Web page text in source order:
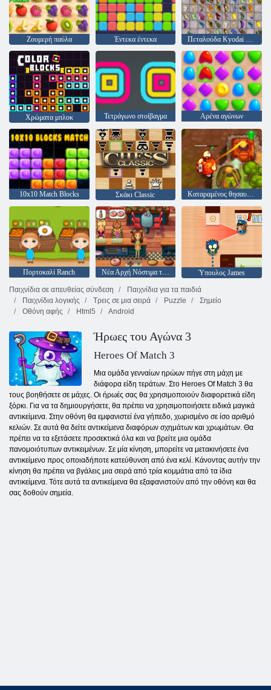
Ζουμερή παύλα Έντεκα έντεκα Πεταλούδα Kyodai HD
Χρώματα μπλοκ Τετράγωνο στοίβαγμα Αρένα αγώνων
10x10 Match Blocks Σκάκι Classic Καταραμένος θησαυρός 2
Πορτοκαλί Ranch Νέα Αρχή Νόστιμα της Emily
Ύπουλος James
Παιχνίδια σε απευθείας σύνδεση
Παιχνίδια για τα παιδιά
Παιχνίδια λογικής
Τρεις σε μια σειρά Puzzle
Σημείο
Οθόνη αφής
Html5 Android
Ήρωες του Αγώνα 3
Heroes Of Match 3
Μια ομάδα γενναίων ηρώων πήγε στη μάχη με
διάφορα είδη τεράτων. Στο Heroes Of Match 3 θα
τους βοηθήσετε σε μάχες. Οι ήρωές σας θα χρησιμοποιούν διαφορετικά είδη
ξόρκι. Για να τα δημιουργήσετε, θα πρέπει να χρησιμοποιήσετε ειδικά μαγικά
αντικείμενα. Στην οθόνη θα εμφανιστεί ένα γήπεδο, χωρισμένο σε ίσο αριθμό
κελιών. Σε αυτά θα δείτε αντικείμενα διαφόρων σχημάτων και χρωμάτων. Θα
πρέπει να τα εξετάσετε προσεκτικά όλα και να βρείτε μια ομάδα
πανομοιότυπων αντικειμένων. Σε μία κίνηση, μπορείτε να μετακινήσετε ένα
αντικείμενο προς οποιαδήποτε κατεύθυνση από ένα κελί. Κάνοντας αυτήν την
κίνηση θα πρέπει να βγάλεις μια σειρά από τρία κομμάτια από τα ίδια
αντικείμενα. Τότε αυτά τα αντικείμενα θα εξαφανιστούν από την οθόνη και θα
σας δοθούν σημεία.